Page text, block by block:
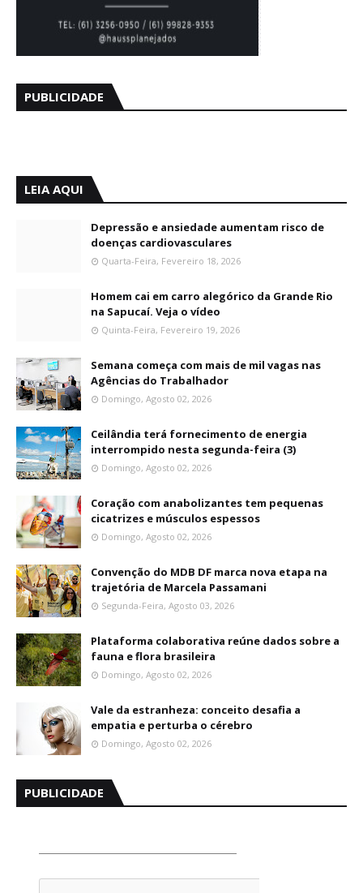
PUBLICIDADE
LEIA AQUI
Depressão e ansiedade aumentam risco de
doenças cardiovasculares
Quarta-Feira, Fevereiro 18, 2026
Homem cai em carro alegórico da Grande Rio
na Sapucaí. Veja o vídeo
Quinta-Feira, Fevereiro 19, 2026
Semana começa com mais de mil vagas nas
Agências do Trabalhador
Domingo, Agosto 02, 2026
Ceilândia terá fornecimento de energia
interrompido nesta segunda-feira (3)
Domingo, Agosto 02, 2026
Coração com anabolizantes tem pequenas
cicatrizes e músculos espessos
Domingo, Agosto 02, 2026
Convenção do MDB DF marca nova etapa na
trajetória de Marcela Passamani
Segunda-Feira, Agosto 03, 2026
Plataforma colaborativa reúne dados sobre a
fauna e flora brasileira
Domingo, Agosto 02, 2026
Vale da estranheza: conceito desafia a
empatia e perturba o cérebro
Domingo, Agosto 02, 2026
PUBLICIDADE